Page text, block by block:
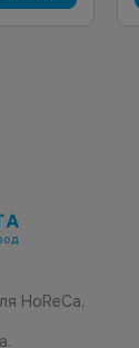
HoReCa,